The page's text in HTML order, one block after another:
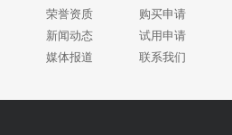
荣誉资质
新闻动态
媒体报道
购买申请
试用申请
联系我们